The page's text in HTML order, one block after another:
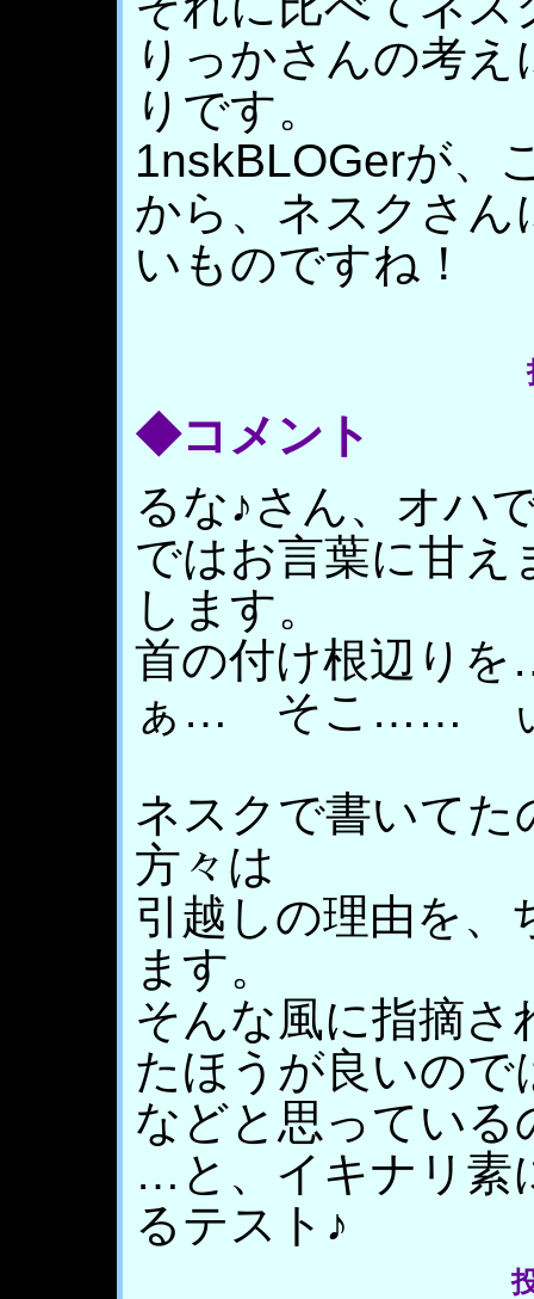
りっかさんの考
りです。
1nskBLOGerが、
から、ネスクさん
いものですね！
◆コメント
るな♪さん、オハ
ではお言葉に甘え
します。
首の付け根辺り
ぁ… そこ…… ぃ
ネスクで書いて
方々は
引越しの理由を、
ます。
そんな風に指摘さ
たほうが良いので
などと思ってい
…と、イキナリ素
るテスト♪